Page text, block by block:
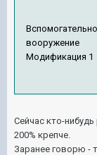
вооружение
Модификация 1
Сейчас кто-
200% крепче.
Заранее говорю -